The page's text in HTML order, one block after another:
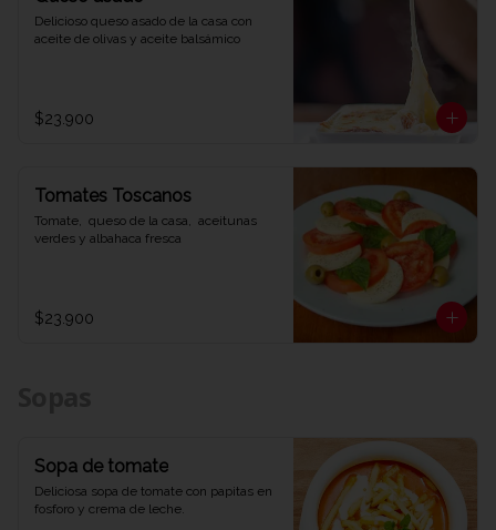
Delicioso queso asado de la casa con
aceite de olivas y aceite balsámico
$23.900
Tomates Toscanos
Tomate,  queso de la casa,  aceitunas
verdes y albahaca fresca
$23.900
Sopa de tomate
Deliciosa sopa de tomate con papitas en
fosforo y crema de leche.